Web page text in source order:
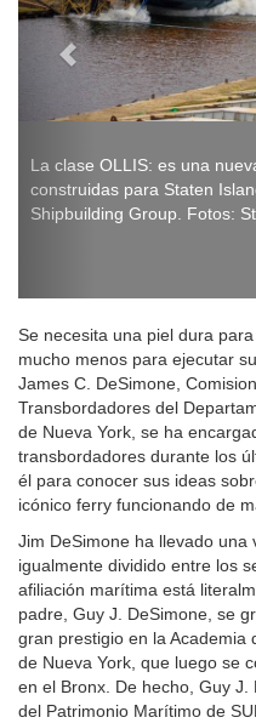
La clase OLLIS: es una
construidas para Staten
Shipbuilding Group. Fotos:
Se necesita una piel dura
mucho menos para ejecutar
James C. DeSimone,
Transbordadores del
de Nueva York, se ha
transbordadores durante los
él para conocer sus ideas
icónico ferry funcionando de
Jim DeSimone ha llevado
igualmente dividido entre los
afiliación marítima está
padre, Guy J. DeSimone, se
gran prestigio en la Academia
de Nueva York, que luego se
en el Bronx. De hecho, Guy
del Patrimonio Marítimo de